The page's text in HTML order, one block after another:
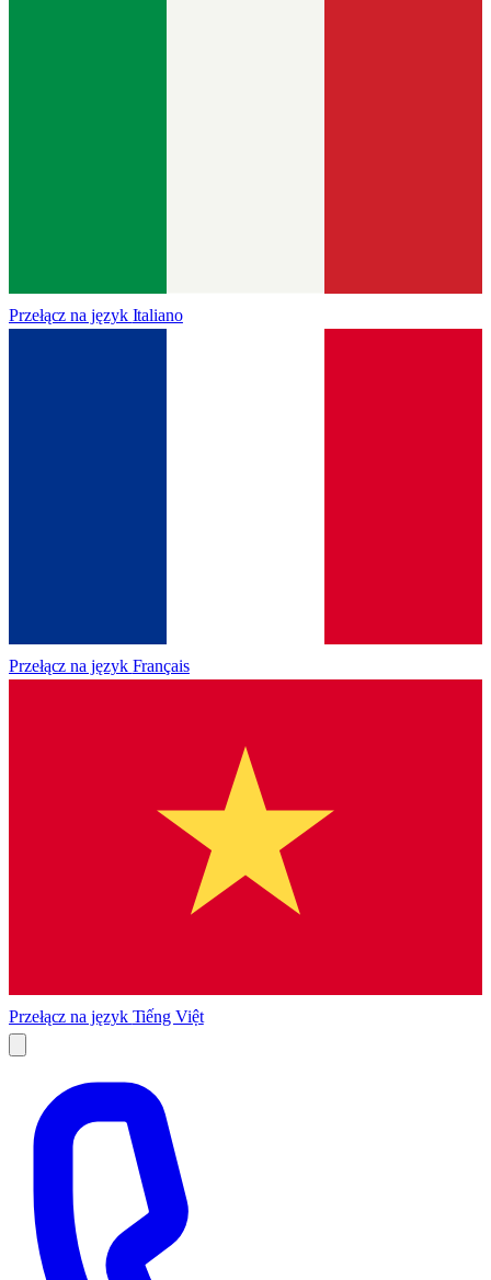
Przełącz na język Italiano
Przełącz na język Français
Przełącz na język Tiếng Việt